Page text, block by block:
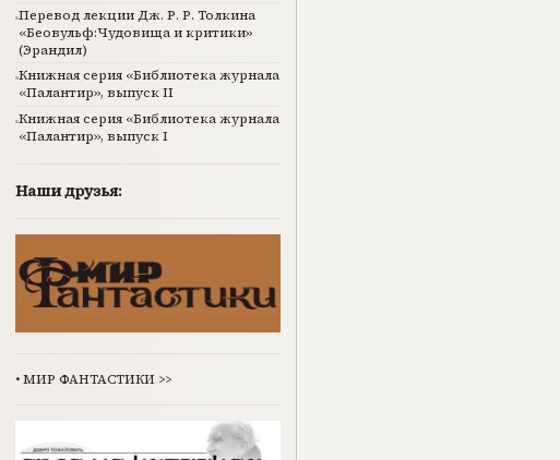
Перевод лекции Дж. Р. Р. Толкина
«Беовульф:Чудовища и критики»
(Эрандил)
Книжная серия «Библиотека журнала
«Палантир», выпуск II
Книжная серия «Библиотека журнала
«Палантир», выпуск I
Наши друзья:
•МИР ФАНТАСТИКИ >>